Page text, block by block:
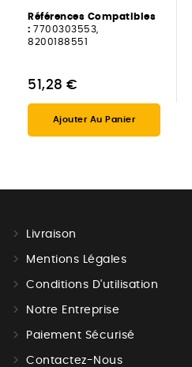
Références Compatibles
: 7700303553,
8200188551
51,28 €
Ajouter Au Panier
Livraison
Mentions Légales
Conditions D'utilisation
Notre Entreprise
Paiement Sécurisé
Contactez-Nous